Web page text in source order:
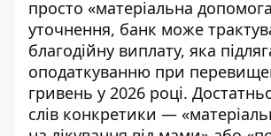
просто «матеріальна
уточнення, банк може
благодійну виплату, яка
оподаткуванню при
гривень у 2026 році.
слів конкретики —